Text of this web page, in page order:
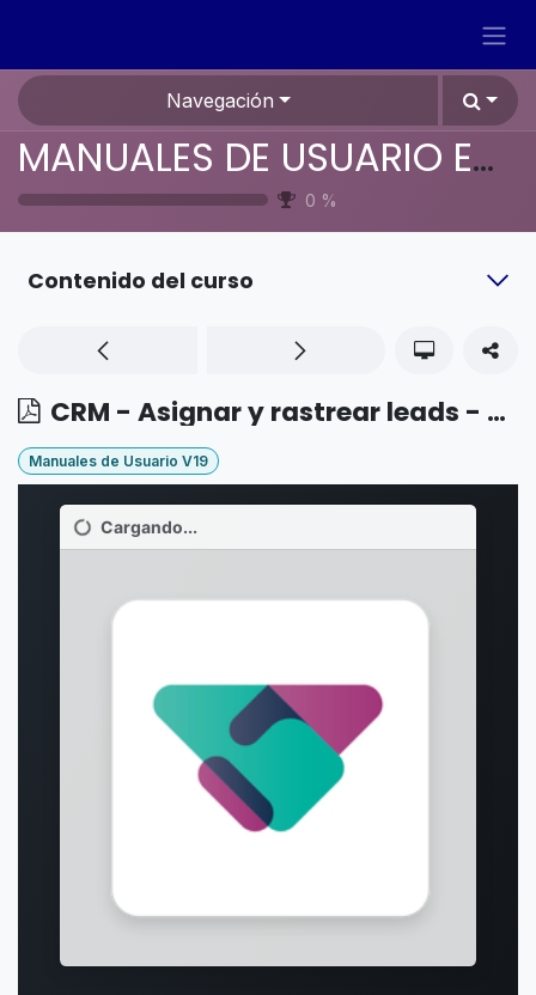
Navegación
MANUALES DE USUARIO EN ESPAÑOL ODOO 19
0 %
Contenido del curso
CRM - Asignar y rastrear leads - Reportes de atribución de marketing
Manuales de Usuario V19